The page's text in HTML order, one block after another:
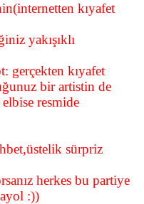
kıyafet
yakışıklı
gerçekten kıyafet
bir artistin de
resmide
sürpriz
herkes bu partiye
ayol :))